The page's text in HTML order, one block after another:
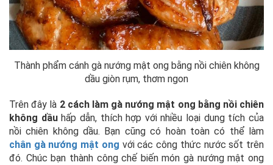
Thành phẩm cánh gà nướng mật ong bằng nồi chiên không
dầu giòn rụm, thơm ngon
Trên đây là 2 cách làm gà nướng mật ong bằng nồi chiên
không dầuhấp dẫn, thích hợp với nhiều loại dung tích của
nồi chiên không dầu. Bạn cũng có hoàn toàn có thể làm
chân gà nướng mật ong với các công thức nước sốt trên
đó. Chúc bạn thành công chế biến món gà nướng mật ong